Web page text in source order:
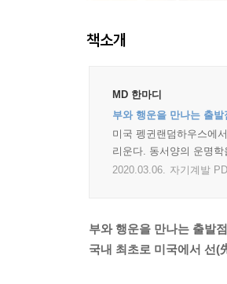
책소개
MD 한마디
부와 행운을 만나는 출
미국 펭귄랜덤하우스에
리운다. 동서양의 운명
2020.03.06. 자기계발
부와 행운을 만나는 출발
국내 최초로 미국에서 선(